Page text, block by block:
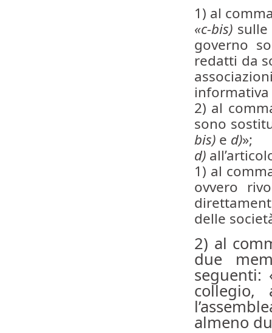
1) al
«c-bis)
governo
redatti da
2) al
sono
bis) e d)»;
d)
1) al
ovvero
delle
2) al
due
seguenti:
collegio,
almeno